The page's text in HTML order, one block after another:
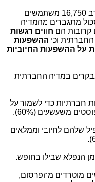
מסקר, שערכה מעבדת קספרסקי, בקרב 16,750 משתמשים
מתגברים מהמדיה
קרובות הם חווים רגשות
וכי ההשפעות
על ההשפעות החיוביות
במדיה החברתית
חברתיות כדי לשמור על
משעשעים (60%
).
שלהם לחיובי וממלאים
).
הנפלא שבילו בחופש.
מוטרדים מהפרסום,